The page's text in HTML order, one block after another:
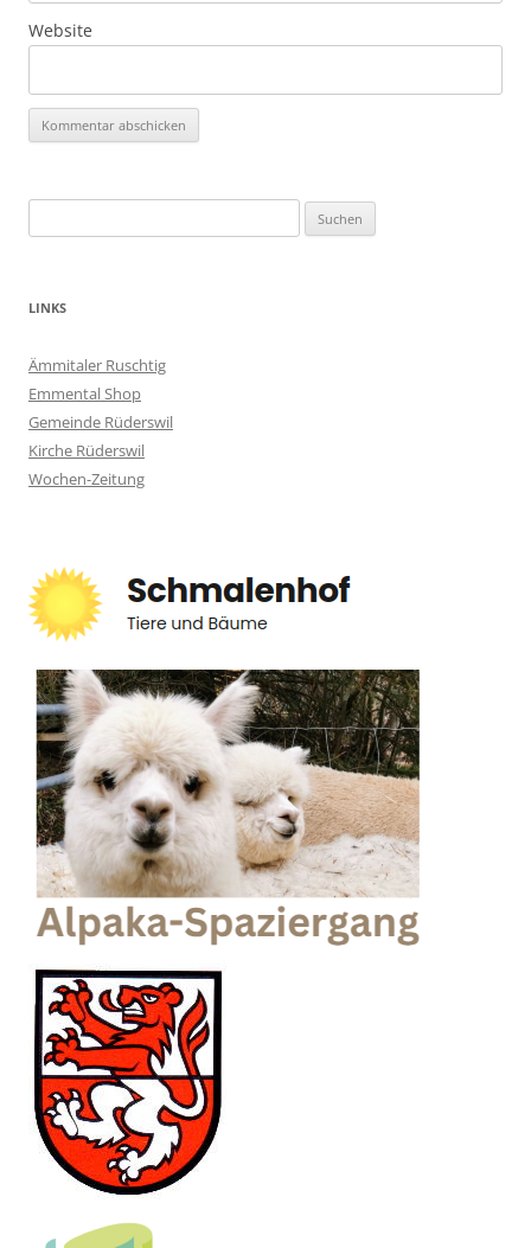
Website
nach:
LINKS
Ämmitaler Ruschtig
Emmental Shop
Gemeinde Rüderswil
Kirche Rüderswil
Wochen-Zeitung